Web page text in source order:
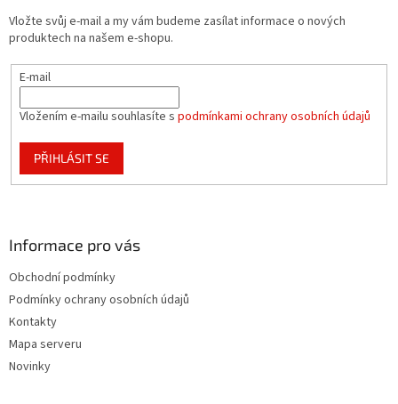
Vložte svůj e-mail a my vám budeme zasílat informace o nových
produktech na našem e-shopu.
E-mail
Vložením e-mailu souhlasíte s podmínkami ochrany osobních údajů
PŘIHLÁSIT SE
Informace pro vás
Obchodní podmínky
Podmínky ochrany osobních údajů
Kontakty
Mapa serveru
Novinky